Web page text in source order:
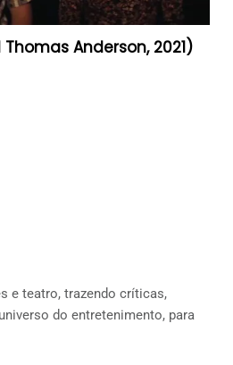
Anderson, 2021)
e teatro, trazendo críticas,
do entretenimento, para